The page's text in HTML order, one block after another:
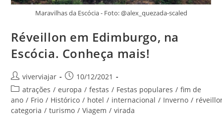
Maravilhas da Escócia - Foto: @alex_quezada-scaled
Réveillon em Edimburgo, na
Escócia. Conheça mais!
Autor
do
post:
viverviajar
Post
publicado:
10/12/2021
Categoria
do
post:
atrações / europa / festas / Festas populares / fim de
ano / Frio / Histórico / hotel / internacional / Inverno /
categoria / turismo / Viagem / virada